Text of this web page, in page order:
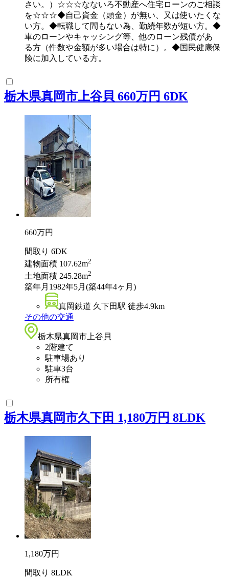
さい。）☆☆☆なないろ不動産へ住宅ローンのご相談
を☆☆☆◆自己資金（頭金）が無い、又は使いたくな
い方。◆転職して間もない為、勤続年数が短い方。◆
車のローンやキャッシング等、他のローン残債があ
る方（件数や金額が多い場合は特に）。◆国民健康保
険に加入している方。
栃木県真岡市上谷貝 660万円 6DK
660万円
間取り 6DK
建物面積 107.62m2
土地面積 245.28m2
築年月 1982年5月(築44年4ヶ月)
真岡鉄道 久下田駅 徒歩4.9km
その他の交通
栃木県真岡市上谷貝
2階建て
駐車場あり
駐車3台
所有権
栃木県真岡市久下田 1,180万円 8LDK
1,180万円
間取り 8LDK